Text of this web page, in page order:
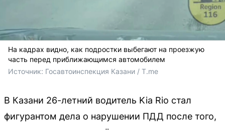
На кадрах видно, как подростки выбегают на проезжую
часть перед приближающимся автомобилем
Источник: Госавтоинспекция Казани / T.me
В Казани 26-летний водитель Kia Rio стал
фигурантом дела о нарушении ПДД после того,